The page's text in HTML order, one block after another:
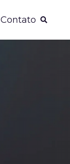
Contato